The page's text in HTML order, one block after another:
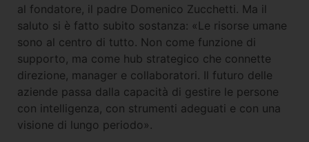
al fondatore, il padre Domenico Zucchetti. Ma il
saluto si è fatto subito sostanza: «Le risorse umane
sono al centro di tutto. Non come funzione di
supporto, ma come hub strategico che connette
direzione, manager e collaboratori. Il futuro delle
aziende passa dalla capacità di gestire le persone
con intelligenza, con strumenti adeguati e con una
visione di lungo periodo».